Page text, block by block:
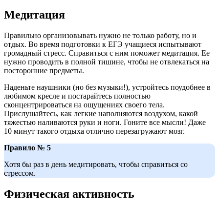
Медитация
Правильно организовывать нужно не только работу, но и
отдых. Во время подготовки к ЕГЭ учащиеся испытывают
громадный стресс. Справиться с ним поможет медитация. Ее
нужно проводить в полной тишине, чтобы не отвлекаться на
посторонние предметы.
Наденьте наушники (но без музыки!), устройтесь поудобнее в
любимом кресле и постарайтесь полностью
сконцентрироваться на ощущениях своего тела.
Прислушайтесь, как легкие наполняются воздухом, какой
тяжестью наливаются руки и ноги. Гоните все мысли! Даже
10 минут такого отдыха отлично перезагружают мозг.
Правило № 5
Хотя бы раз в день медитировать, чтобы справиться со
стрессом.
Физическая активность